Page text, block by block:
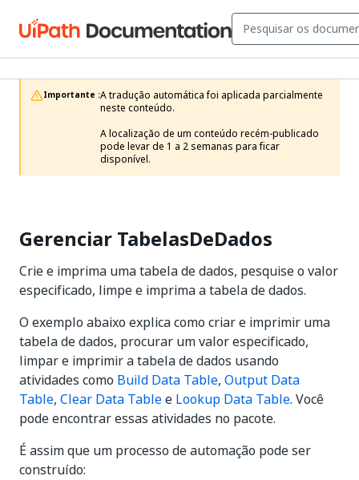
Importante :A tradução automática foi aplicada parcialmente
neste conteúdo.
A localização de um conteúdo recém-publicado
pode levar de 1 a 2 semanas para ficar
disponível.
Gerenciar TabelasDeDados
Crie e imprima uma tabela de dados, pesquise o valor
especificado, limpe e imprima a tabela de dados.
O exemplo abaixo explica como criar e imprimir uma
tabela de dados, procurar um valor especificado,
limpar e imprimir a tabela de dados usando
atividades como Build Data Table, Output Data
Table, Clear Data Tablee Lookup Data Table. Você
pode encontrar essas atividades no pacote.
É assim que um processo de automação pode ser
construído: